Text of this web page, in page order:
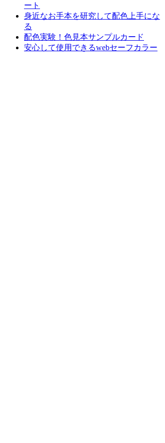
ート
身近なお手本を研究して配色上手にな
る
配色実験！色見本サンプルカード
安心して使用できるwebセーフカラー